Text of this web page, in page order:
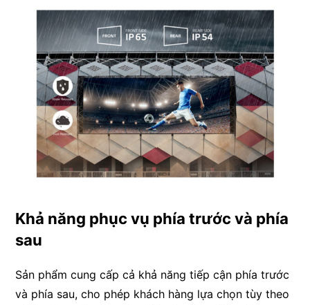
Khả năng phục vụ phía trước và phía
sau
Sản phẩm cung cấp cả khả năng tiếp cận phía trước
và phía sau, cho phép khách hàng lựa chọn tùy theo